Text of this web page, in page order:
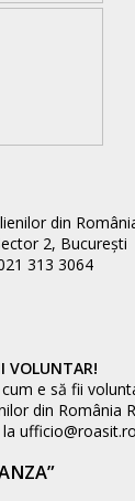
din
2, București
313 3064
VOLUNTAR!
e să fii
din România